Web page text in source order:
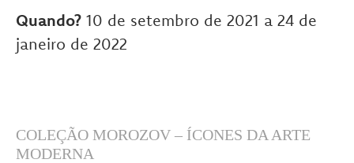
Quando? 10 de setembro de 2021 a 24 de
janeiro de 2022
COLEÇÃO MOROZOV – ÍCONES DA ARTE
MODERNA